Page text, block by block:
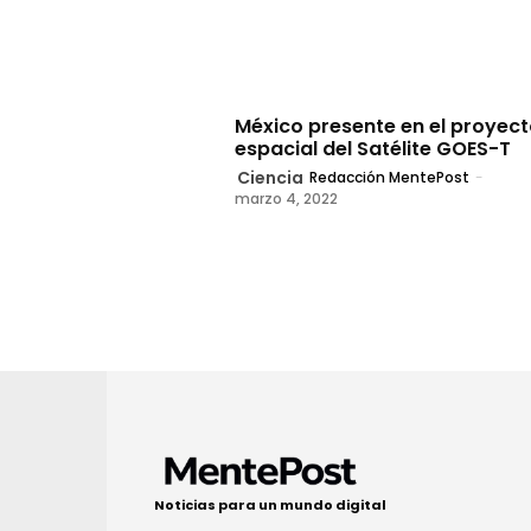
México presente en el
espacial del Satélite GOES-T
Ciencia Redacción MentePost -
marzo 4, 2022
Noticias para un mundo digital